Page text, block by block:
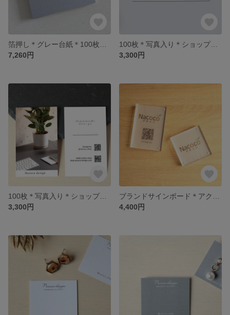
7,260円
100枚＊写真入り＊ショップカード＊名刺＊シンプル＊おしゃれ
3,300円
100枚＊写真入り＊ショップカード＊名刺＊シンプル＊おしゃれ
3,300円
4,400円